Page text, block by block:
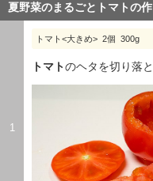
夏野菜のまるごとトマトの
1
トマト<大きめ> 2個 300g
トマトのヘタを切り落